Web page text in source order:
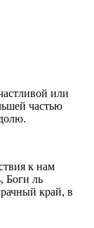
или
частью
к нам
Боги ль
край, в